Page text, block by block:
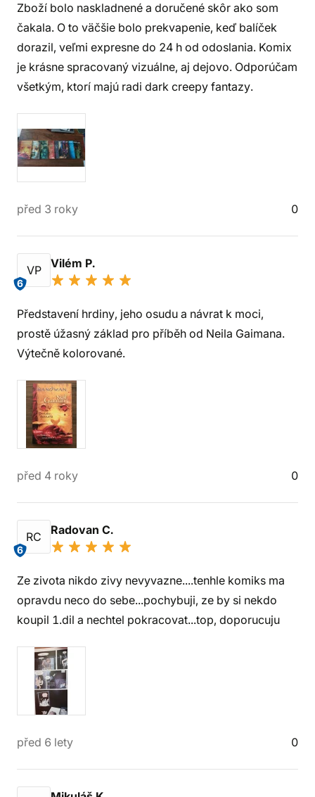
Zboží bolo naskladnené a doručené skôr ako som
čakala. O to väčšie bolo prekvapenie, keď balíček
dorazil, veľmi expresne do 24 h od odoslania. Komix
je krásne spracovaný vizuálne, aj dejovo. Odporúčam
všetkým, ktorí majú radi dark creepy fantazy.
před 3 roky 0
VP
6
Vilém P.
Představení hrdiny, jeho osudu a návrat k moci,
prostě úžasný základ pro příběh od Neila Gaimana.
Výtečně kolorované.
před 4 roky 0
RC
6
Radovan C.
Ze zivota nikdo zivy nevyvazne....tenhle komiks ma
opravdu neco do sebe...pochybuji, ze by si nekdo
koupil 1.dil a nechtel pokracovat...top, doporucuju
před 6 lety 0